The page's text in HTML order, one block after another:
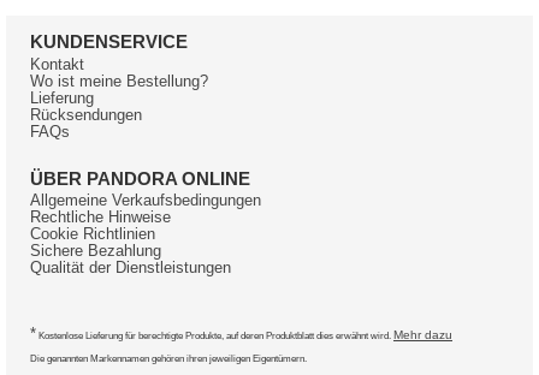
KUNDENSERVICE
Kontakt
Wo ist meine Bestellung?
Lieferung
Rücksendungen
FAQs
ÜBER PANDORA ONLINE
Allgemeine Verkaufsbedingungen
Rechtliche Hinweise
Cookie Richtlinien
Sichere Bezahlung
Qualität der Dienstleistungen
* Kostenlose Lieferung für berechtigte Produkte, auf deren Produktblatt dies erwähnt wird. Mehr dazu
Die genannten Markennamen gehören ihren jeweiligen Eigentümern.